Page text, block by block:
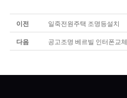
이전 일죽전원주택 조명등설치
다음 공고조명 베르빌 인터폰교체